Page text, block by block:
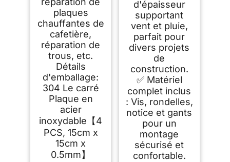
plaques
chauffantes de
cafetière,
réparation de
trous, etc.
Détails
d'emballage:
304 Le carré
Plaque en
acier
inoxydable【4
PCS, 15cm x
15cm x
0.5mm】
d'épaisseur
supportant
vent et pluie,
parfait pour
divers projets
de
construction.
✅ Matériel
complet inclus
: Vis, rondelles,
notice et gants
pour un
montage
sécurisé et
confortable.